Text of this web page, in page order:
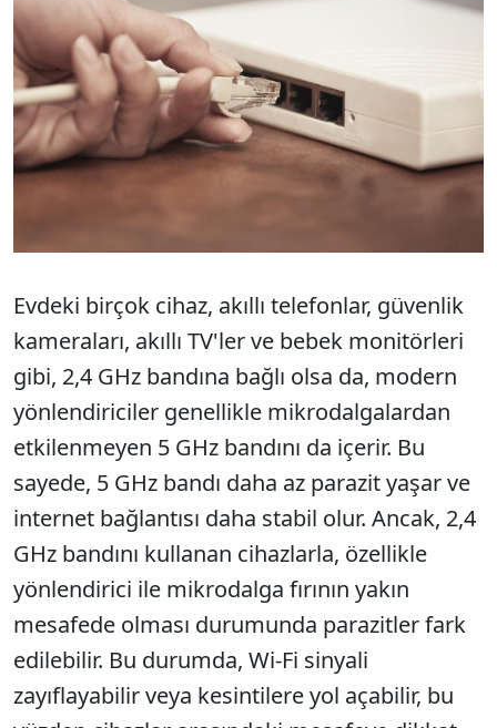
Evdeki birçok cihaz, akıllı telefonlar, güvenlik
kameraları, akıllı TV'ler ve bebek monitörleri
gibi, 2,4 GHz bandına bağlı olsa da, modern
yönlendiriciler genellikle mikrodalgalardan
etkilenmeyen 5 GHz bandını da içerir. Bu
sayede, 5 GHz bandı daha az parazit yaşar ve
internet bağlantısı daha stabil olur. Ancak, 2,4
GHz bandını kullanan cihazlarla, özellikle
yönlendirici ile mikrodalga fırının yakın
mesafede olması durumunda parazitler fark
edilebilir. Bu durumda, Wi-Fi sinyali
zayıflayabilir veya kesintilere yol açabilir, bu